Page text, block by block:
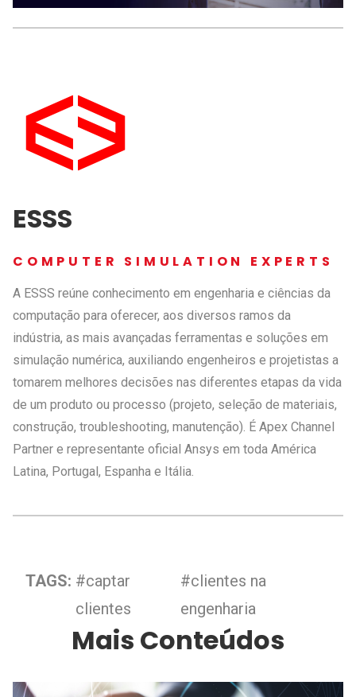
ESSS
COMPUTER SIMULATION EXPERTS
A ESSS reúne conhecimento em engenharia e ciências da
computação para oferecer, aos diversos ramos da
indústria, as mais avançadas ferramentas e soluções em
simulação numérica, auxiliando engenheiros e projetistas a
tomarem melhores decisões nas diferentes etapas da vida
de um produto ou processo (projeto, seleção de materiais,
construção, troubleshooting, manutenção). É Apex Channel
Partner e representante oficial Ansys em toda América
Latina, Portugal, Espanha e Itália.
TAGS: #captar
clientes
#clientes na
engenharia
Mais Conteúdos